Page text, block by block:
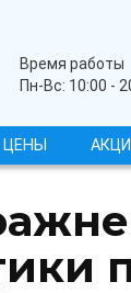
Время работы
Пн-Вс: 10:00 -
ЦЕНЫ